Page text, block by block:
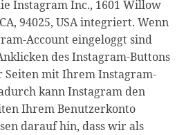
Instagram Inc., 1601 Willow
94025, USA integriert. Wenn
Account eingeloggt sind
des Instagram-Buttons
Seiten mit Ihrem Instagram-
kann Instagram den
Ihrem Benutzerkonto
darauf hin, dass wir als